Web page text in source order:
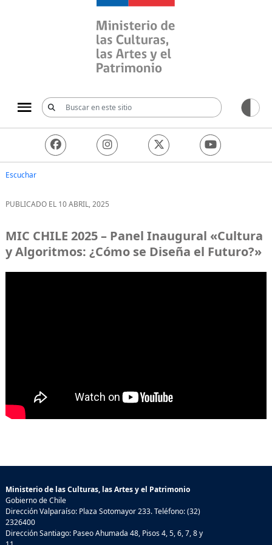
Ministerio de las
Escuchar
PUBLICADO EL 10 ABRIL, 2025
MIC CHILE 2025 – Panel Inaugural «Cultura
y Algoritmos: ¿Cómo se Diseña el Futuro?»
Ministerio de las Culturas, las Artes y el Patrimonio
Gobierno de Chile
Dirección Valparaíso: Plaza Sotomayor 233. Teléfono: (32)
2326400
Dirección Santiago: Paseo Ahumada 48, Pisos 4, 5, 6, 7, 8 y